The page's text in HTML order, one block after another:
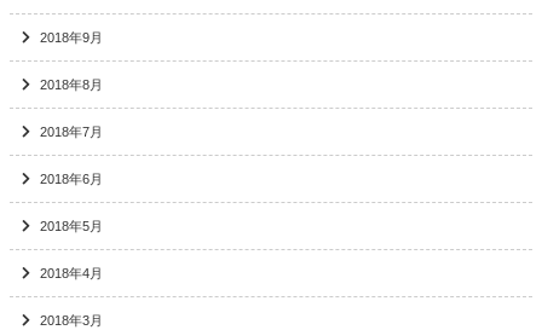
2018年9月
2018年8月
2018年7月
2018年6月
2018年5月
2018年4月
2018年3月